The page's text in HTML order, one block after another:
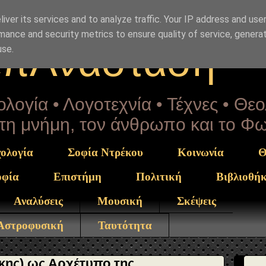
• Λογοτεχνία • Τέχνες •
τη μνήμη, τον άνθρωπο και το
Σοφία Ντρέκου Κοινωνία
Επιστήμη Πολιτική
Αναλύσεις
Μουσική
Σκέψεις
Ταυτότητα
its services and to analyze traffic. Your IP address and
and security metrics to ensure quality of service,